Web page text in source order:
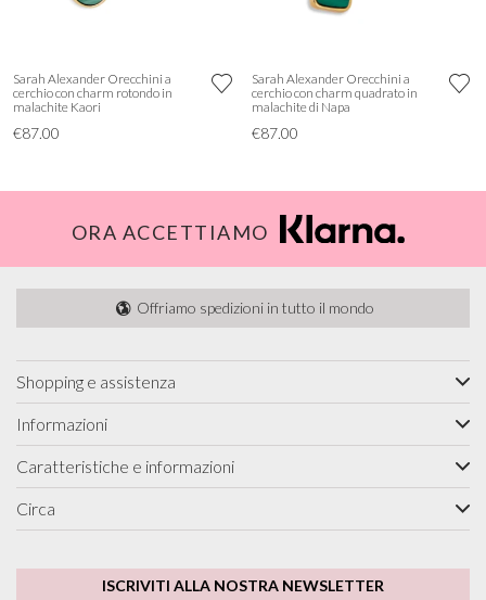
Sarah Alexander Orecchini a
cerchio con charm rotondo in
malachite Kaori
€87.00
Sarah Alexander Orecchini a
cerchio con charm quadrato in
malachite di Napa
€87.00
ORA ACCETTIAMO
Offriamo spedizioni in tutto il mondo
Shopping e assistenza
Informazioni
Caratteristiche e informazioni
Circa
ISCRIVITI ALLA NOSTRA NEWSLETTER